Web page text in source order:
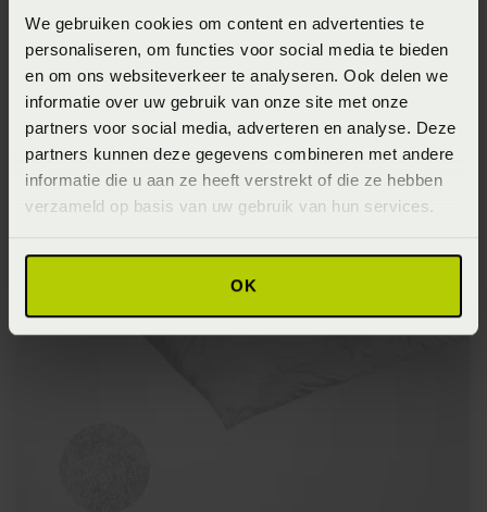
We gebruiken cookies om content en advertenties te
personaliseren, om functies voor social media te bieden
en om ons websiteverkeer te analyseren. Ook delen we
informatie over uw gebruik van onze site met onze
partners voor social media, adverteren en analyse. Deze
partners kunnen deze gegevens combineren met andere
informatie die u aan ze heeft verstrekt of die ze hebben
verzameld op basis van uw gebruik van hun services.
OK
Dons dekbed